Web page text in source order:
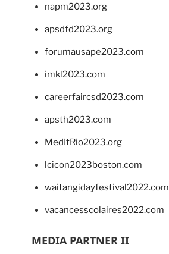
napm2023.org
apsdfd2023.org
forumausape2023.com
imkl2023.com
careerfaircsd2023.com
apsth2023.com
MedItRio2023.org
lcicon2023boston.com
waitangidayfestival2022.com
vacancesscolaires2022.com
MEDIA PARTNER II